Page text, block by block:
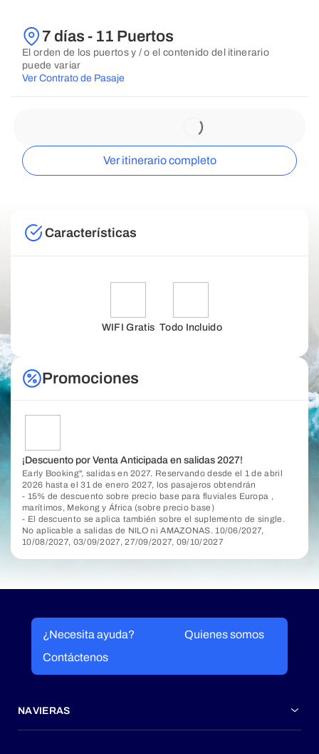
7 días - 11 Puertos
El orden de los puertos y / o el contenido del itinerario
puede variar
Ver Contrato de Pasaje
Ver itinerario completo
Características
WIFI Gratis Todo Incluido
Promociones
¡Descuento por Venta Anticipada en salidas 2027!
Early Booking", salidas en 2027. Reservando desde el 1 de abril
2026 hasta el 31 de enero 2027, los pasajeros obtendrán
- 15% de descuento sobre precio base para fluviales Europa ,
marítimos, Mekong y África (sobre precio base)
- El descuento se aplica también sobre el suplemento de single.
No aplicable a salidas de NILO ni AMAZONAS. 10/06/2027,
10/08/2027, 03/09/2027, 27/09/2027, 09/10/2027
¿Necesita ayuda?
Quienes somos
Contáctenos
NAVIERAS